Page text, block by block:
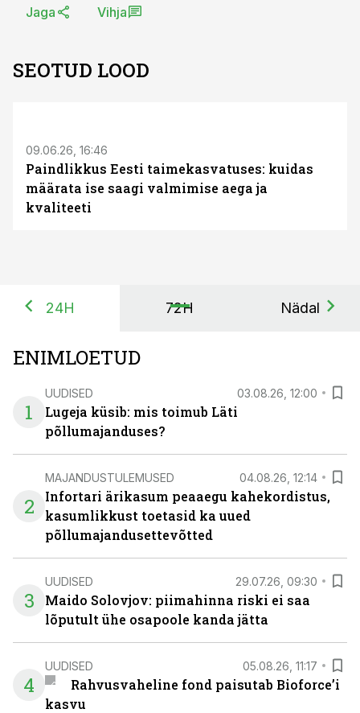
Jaga Vihja
SEOTUD LOOD
09.06.26, 16:46
Paindlikkus Eesti taimekasvatuses: kuidas
määrata ise saagi valmimise aega ja
kvaliteeti
24H 72H Nädal
ENIMLOETUD
1
UUDISED 03.08.26, 12:00
Lugeja küsib: mis toimub Läti
põllumajanduses?
2
MAJANDUSTULEMUSED 04.08.26, 12:14
Infortari ärikasum peaaegu kahekordistus,
kasumlikkust toetasid ka uued
põllumajandusettevõtted
3
UUDISED 29.07.26, 09:30
Maido Solovjov: piimahinna riski ei saa
lõputult ühe osapoole kanda jätta
4
UUDISED 05.08.26, 11:17
Rahvusvaheline fond paisutab Bioforce’i
kasvu